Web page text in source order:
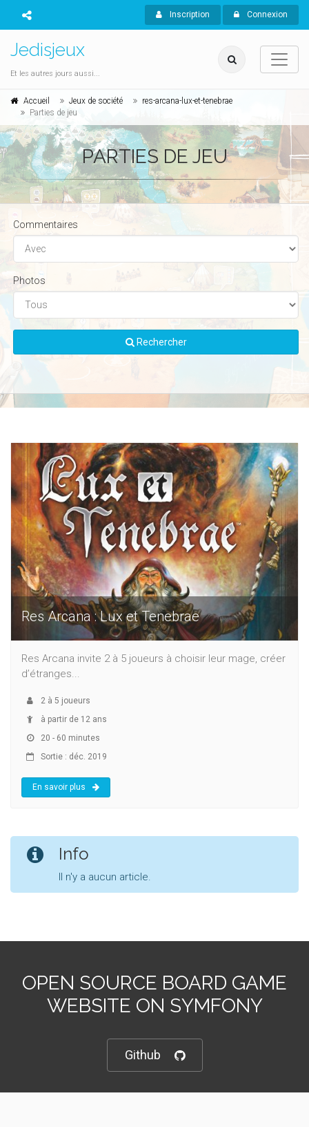
Inscription Connexion
Jedisjeux
Et les autres jours aussi...
Accueil Jeux de société
res-arcana-lux-et-tenebrae
Parties de jeu
PARTIES DE JEU
Commentaires
Photos
Rechercher
Res Arcana : Lux et Tenebrae
Res Arcana invite 2 à 5 joueurs à choisir leur mage, créer
d’étranges...
2 à 5 joueurs
à partir de 12 ans
20 - 60 minutes
Sortie : déc. 2019
En savoir plus
Info
Il n'y a aucun article.
OPEN SOURCE BOARD GAME
WEBSITE ON SYMFONY
Github